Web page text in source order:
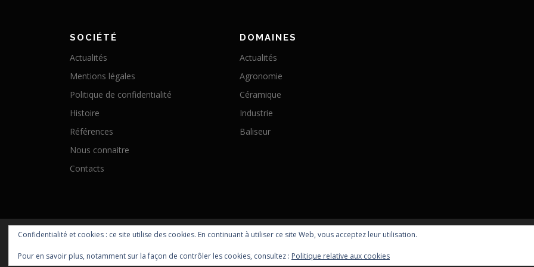
SOCIÉTÉ
Actualités
Mentions légales
Politique de confidentialité
Histoire
Références
Nous connaitre
Contacts
DOMAINES
Actualités
Agronomie
Céramique
Industrie
Baliseur
Confidentialité et cookies : ce site utilise des cookies. En continuant à utiliser ce site Web, vous acceptez leur utilisation.
Pour en savoir plus, notamment sur la façon de contrôler les cookies, consultez : Politique relative aux cookies